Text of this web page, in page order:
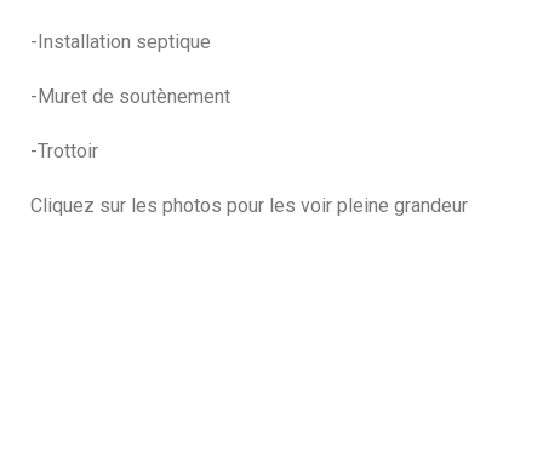
-Installation septique
-Muret de soutènement
-Trottoir
Cliquez sur les photos pour les voir pleine grandeur